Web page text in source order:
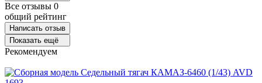
Все отзывы 0
общий рейтинг
Написать отзыв
Показать ещё
Рекомендуем